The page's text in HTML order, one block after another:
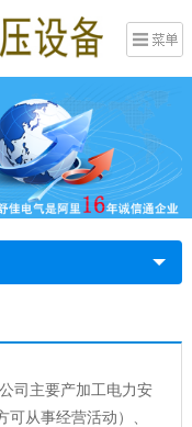
司主要产加工电力安
从事经营活动）、